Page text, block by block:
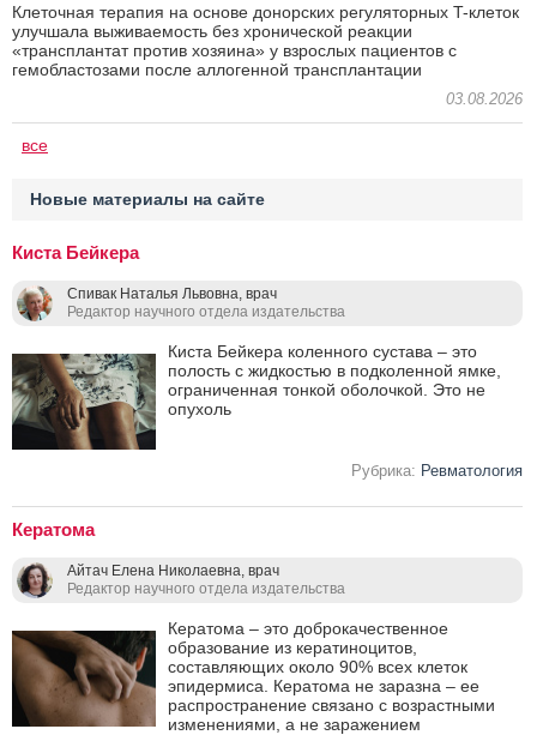
Клеточная терапия на основе донорских регуляторных T-клеток
улучшала выживаемость без хронической реакции
«трансплантат против хозяина» у взрослых пациентов с
гемобластозами после аллогенной трансплантации
03.08.2026
все
Новые материалы на сайте
Киста Бейкера
Спивак Наталья Львовна, врач
Редактор научного отдела издательства
Киста Бейкера коленного сустава – это
полость с жидкостью в подколенной ямке,
ограниченная тонкой оболочкой. Это не
опухоль
Рубрика: Ревматология
Кератома
Айтач Елена Николаевна, врач
Редактор научного отдела издательства
Кератома – это доброкачественное
образование из кератиноцитов,
составляющих около 90% всех клеток
эпидермиса. Кератома не заразна – ее
распространение связано с возрастными
изменениями, а не заражением